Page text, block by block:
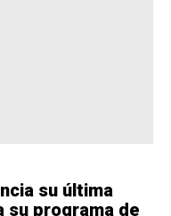
su última
su programa de